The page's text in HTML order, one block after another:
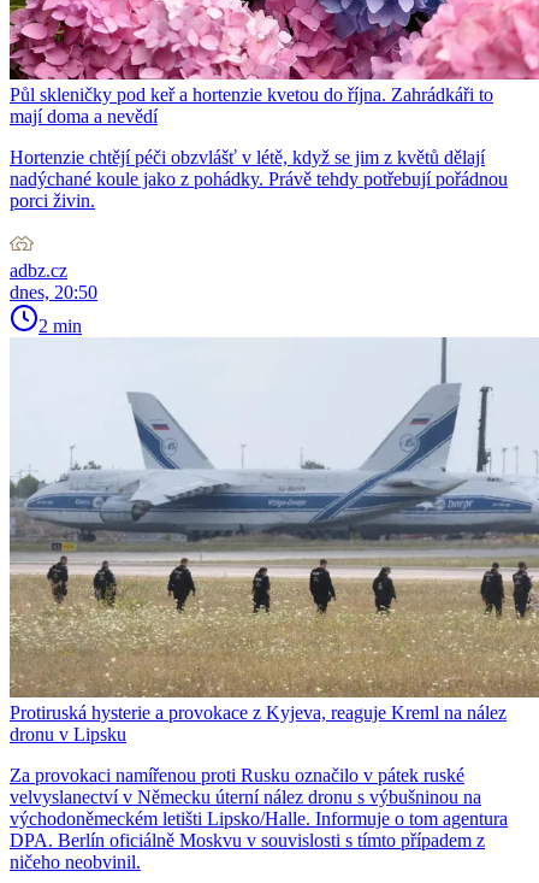
Půl skleničky pod keř a hortenzie kvetou do října. Zahrádkáři to
mají doma a nevědí
Hortenzie chtějí péči obzvlášť v létě, když se jim z květů dělají
nadýchané koule jako z pohádky. Právě tehdy potřebují pořádnou
porci živin.
adbz.cz
dnes, 20:50
2 min
Protiruská hysterie a provokace z Kyjeva, reaguje Kreml na nález
dronu v Lipsku
Za provokaci namířenou proti Rusku označilo v pátek ruské
velvyslanectví v Německu úterní nález dronu s výbušninou na
východoněmeckém letišti Lipsko/Halle. Informuje o tom agentura
DPA. Berlín oficiálně Moskvu v souvislosti s tímto případem z
ničeho neobvinil.